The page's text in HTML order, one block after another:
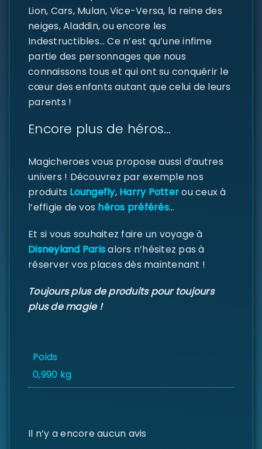
CONNECTER
ou e-mail
Se souvenir de moi
DE PASSE PERDU ?
Lion, Cars, Mulan, Vice-Versa, la reine des
neiges, Aladdin, ou encore les
Indestructibles… Ce n’est qu’une infime
partie des personnages que nous
connaissons tous et qui ont su conquérir le
cœur des enfants autant que celui de leurs
parents !
Encore plus de héros…
Magicheroes vous propose aussi d’autres
univers ! Découvrez par exemple nos
produits Loungefly,Harry Potterou ceux à
l’effigie de vos héros préférés…
Et si vous souhaitez faire un voyage à
Disneyland Parisalors n’hésitez pas à
réserver vos places dès maintenant !
Toujours plus de produits pour toujours
plus de magie !
Poids
0,990 kg
Il n’y a encore aucun avis